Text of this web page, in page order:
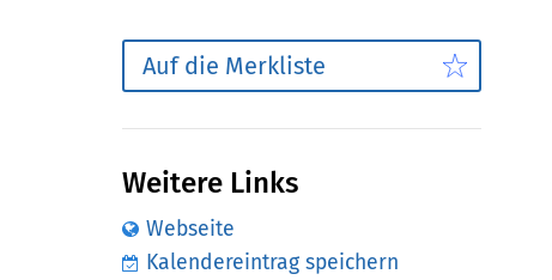
Auf die Merkliste
Weitere Links
Webseite
Kalendereintrag speichern